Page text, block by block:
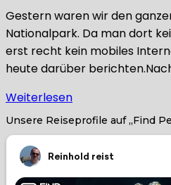
Gestern waren wir den
Nationalpark. Da man dort
erst recht kein mobiles
heute darüber
Weiterlesen
Unsere Reiseprofile auf „Find